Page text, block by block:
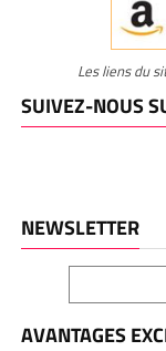
Les liens du
SUIVEZ-NOUS
NEWSLETTER
AVANTAGES